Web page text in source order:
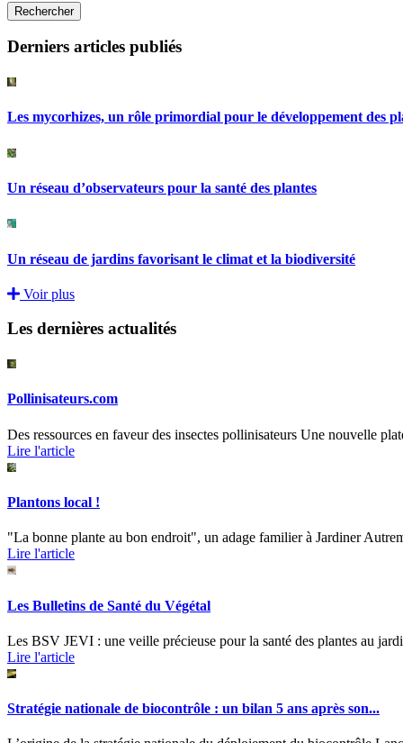
Rechercher
Derniers articles publiés
Les mycorhizes, un rôle primordial pour le développement des
Un réseau d’observateurs pour la santé des plantes
Un réseau de jardins favorisant le climat et la biodiversité
Voir plus
Les dernières actualités
Pollinisateurs.com
Des ressources en faveur des insectes pollinisateurs Une nouvelle
Lire l'article
Plantons local !
"La bonne plante au bon endroit", un adage familier à Jardiner
Lire l'article
Les Bulletins de Santé du Végétal
Les BSV JEVI : une veille précieuse pour la santé des plantes au
Lire l'article
Stratégie nationale de biocontrôle : un bilan 5 ans après son...